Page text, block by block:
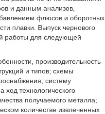
и данным анализов,
флюсов и оборотных
плавки. Выпуск чернового
работы для следующей
производительность
и типов; схемы
систему
технологического
получаемого металла;
количестве извлеченных